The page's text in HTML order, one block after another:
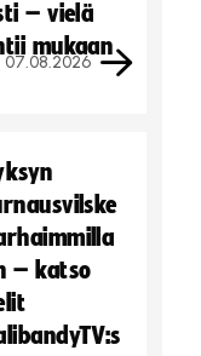
– vielä
mukaan
07.08.2026
– katso